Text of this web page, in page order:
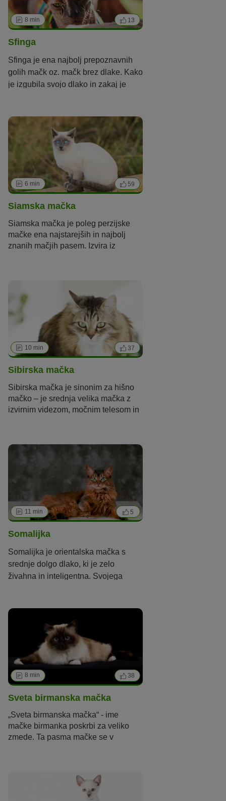
8 min 13
Sfinga
Sfinga je ena najbolj prepoznavnih
golih mačk oz. mačk brez dlake. Kako
je izgubila svojo dlako in zakaj je
6 min 59
Siamska mačka
Siamska mačka je poleg perzijske
mačke ena najstarejših in najbolj
znanih mačjih pasem. Izvira iz
mačko. Proti koncu 19. stoletja so
prve siamske mačke prišle v Anglijo,
kjer so jih vzredili v čistokrvne mačke.
Leta 1892 so določili prve standarde
za pasmo siamske mačke. Siamske
mačke vzrejajo v Nemčiji od leta
1927. Nekaj let kasneje pa so se
razširile po celem svetu.
10 min 37
Sibirska mačka
Sibirska mačka je sinonim za hišno
mačko – je srednja velika mačka z
izvirnim videzom, močnim telesom in
domačem kraju v Rusiji. Mačko
prejšnjega stoletja.
11 min 5
Somalijka
Somalijka je orientalska mačka s
srednje dolgo dlako, ki je zelo
živahna in inteligentna. Svojega
8 min 38
Sveta birmanska mačka
„Sveta birmanska mačka“ - ime
mačke birmanka poskrbi za veliko
zmede. Ta pasma mačke se v
francoskega vzrejnega programa 20-
ih let. Tukaj boste izvedeli več o tej